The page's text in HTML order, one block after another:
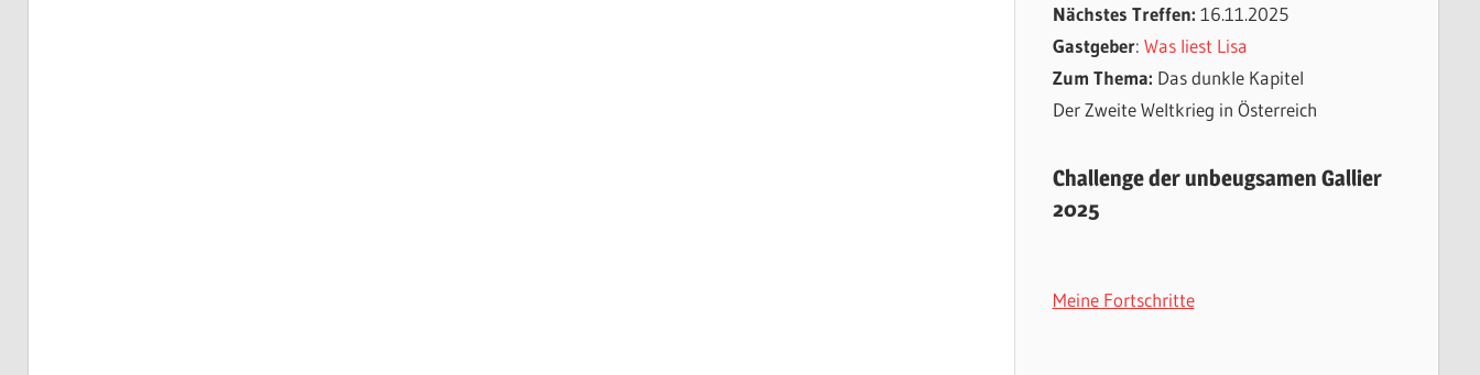
Nächstes Treffen: 16.11.2025
Gastgeber: Was liest Lisa
Zum Thema: Das dunkle Kapitel
Der Zweite Weltkrieg in Österreich
Challenge der unbeugsamen Gallier
2025
Meine Fortschritte